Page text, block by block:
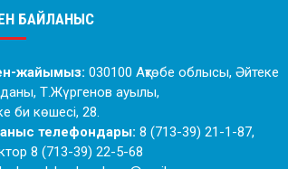
БАЙЛАНЫС
жайымыз: 030100 Ақтөбе облысы, Әйтеке
Т.Жүргенов ауылы,
би көшесі, 28.
телефондары: 8 (713-39) 21-1-87,
8 (713-39) 22-5-68